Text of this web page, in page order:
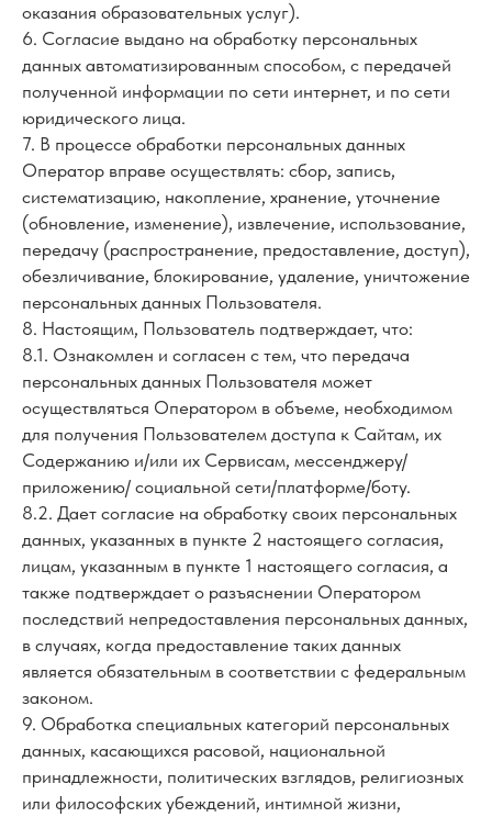
оказания образовательных услуг).
6. Согласие выдано на обработку персональных
данных автоматизированным способом, с передачей
полученной информации по сети интернет, и по сети
юридического лица.
7. В процессе обработки персональных данных
Оператор вправе осуществлять: сбор, запись,
систематизацию, накопление, хранение, уточнение
(обновление, изменение), извлечение, использование,
передачу (распространение, предоставление, доступ),
обезличивание, блокирование, удаление, уничтожение
персональных данных Пользователя.
8. Настоящим, Пользователь подтверждает, что:
8.1. Ознакомлен и согласен с тем, что передача
персональных данных Пользователя может
осуществляться Оператором в объеме, необходимом
для получения Пользователем доступа к Сайтам, их
Содержанию и/или их Сервисам, мессенджеру/
приложению/ социальной сети/платформе/боту.
8.2. Дает согласие на обработку своих персональных
данных, указанных в пункте 2 настоящего согласия,
лицам, указанным в пункте 1 настоящего согласия, а
также подтверждает о разъяснении Оператором
последствий непредоставления персональных данных,
в случаях, когда предоставление таких данных
является обязательным в соответствии с федеральным
законом.
9. Обработка специальных категорий персональных
данных, касающихся расовой, национальной
принадлежности, политических взглядов, религиозных
или философских убеждений, интимной жизни,